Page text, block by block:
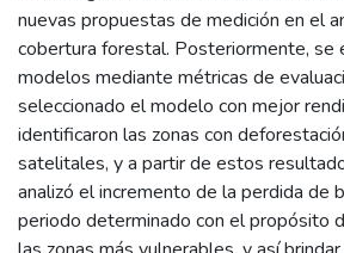
nuevas propuestas de medición en el
cobertura forestal. Posteriormente, se
modelos mediante métricas de
seleccionado el modelo con mejor
identificaron las zonas con
satelitales, y a partir de estos
analizó el incremento de la perdida de
periodo determinado con el propósito